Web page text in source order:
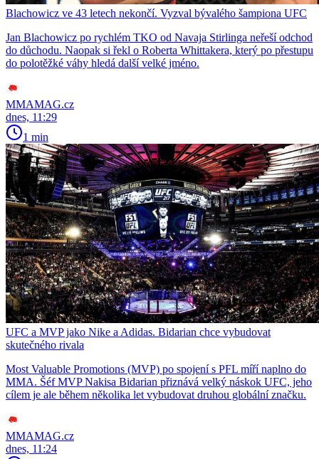
Blachowicz ve 43 letech nekončí. Vyzval bývalého šampiona UFC
Jan Blachowicz po rychlém TKO od Navaja Stirlinga neřeší odchod
do důchodu. Naopak si řekl o Roberta Whittakera, který po přestupu
do polotěžké váhy hledá další velké jméno.
MMAMAG.cz
dnes, 11:29
1 min
UFC a MVP jako Nike a Adidas. Bidarian chce vybudovat
skutečného rivala
Most Valuable Promotions (MVP) po spojení s PFL míří naplno do
MMA. Šéf MVP Nakisa Bidarian přiznává velký náskok UFC, jeho
cílem je ale během několika let vybudovat druhou globální značku.
MMAMAG.cz
dnes, 11:24